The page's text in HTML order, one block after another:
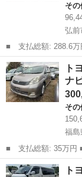
その
弘前
■ 支払総額: 288.6万円 ■ 車両本体価格： 2,799,000 円 ■ メーカ
ー名： トヨタ ■ 車
名： ロングワイド
４ＷＤ バッ...
青森 弘前市
ト
ナ
その
福島
■ 支払総額: 35万円 ■ 車両本体価格： 300,000 円 ■ メーカー
名： トヨタ ■ 車
Ｇエディション ナ
福島 西白河郡
ト